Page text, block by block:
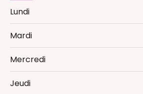
Lundi
Mardi
Mercredi
Jeudi